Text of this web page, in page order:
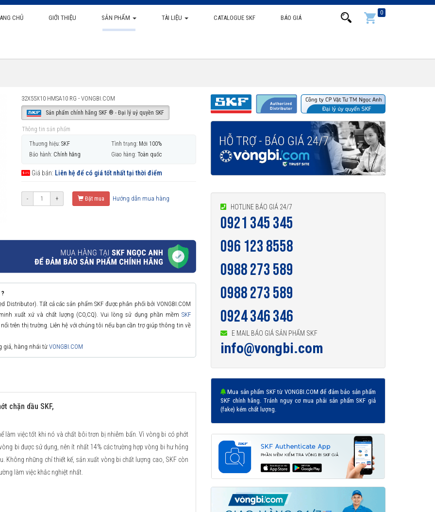
CHỦ GIỚI THIỆU SẢN PHẨM TÀI LIỆU CATALOGUE SKF BÁO GIÁ
0
32X55X10 HMSA10 RG - VONGBI.COM
Sản phẩm chính hãng SKF ® - Đại lý uỷ quyền SKF
Thông tin sản phẩm
Thương hiệu: SKF Tình trạng: Mới 100%
Bảo hành: Chính hãng Giao hàng: Toàn quốc
Giá bán: Liên hệ để có giá tốt nhất tại thời điểm
- + Đặt mua Hướng dẫn mua hàng
?
Distributor). Tất cả các sản phẩm SKF được phân phối bởi VONGBI.COM
xuất xứ và chất lượng (CO,CQ). Vui lòng sử dụng phần mềm SKF
trên thị trường. Liên hệ với chúng tôi nếu bạn cần trợ giúp thông tin về
giả, hàng nhái từ VONGBI.COM
chặn dầu SKF,
làm việc tốt khi nó và chất bôi trơn bị nhiễm bẩn. Vì vòng bi có phớt
bi được sử dụng, nên ít nhất 14% các trường hợp vòng bi hư hỏng
Không những chỉ thiết kế, sản xuất vòng bi chất lượng cao, SKF còn
làm việc khắc nghiệt nhất.
HOTLINE BÁO GIÁ 24/7
0921 345 345
096 123 8558
0988 273 589
0988 273 589
0924 346 346
E MAIL BÁO GIÁ SẢN PHẨM SKF
info@vongbi.com
Mua sản phẩm SKF từ VONGBI.COM để đảm bảo sản phẩm
SKF chính hãng. Tránh nguy cơ mua phải sản phẩm SKF giả
(fake) kém chất lượng.